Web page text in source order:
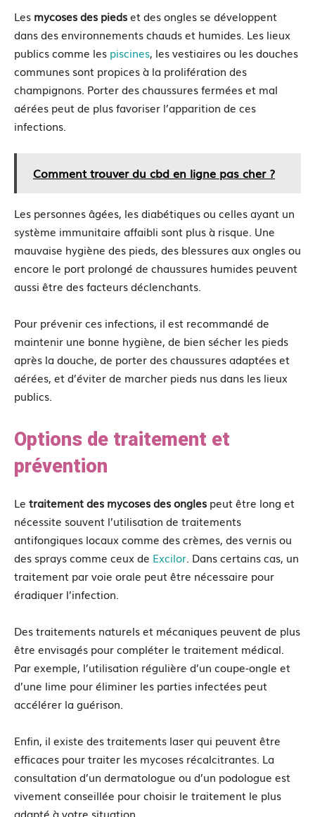
Les mycoses des piedset des ongles se développent
dans des environnements chauds et humides. Les lieux
publics comme les piscines, les vestiaires ou les douches
communes sont propices à la prolifération des
champignons. Porter des chaussures fermées et mal
aérées peut de plus favoriser l’apparition de ces
infections.
Comment trouver du cbd en ligne pas cher ?
Les personnes âgées, les diabétiques ou celles ayant un
système immunitaire affaibli sont plus à risque. Une
mauvaise hygiène des pieds, des blessures aux ongles ou
encore le port prolongé de chaussures humides peuvent
aussi être des facteurs déclenchants.
Pour prévenir ces infections, il est recommandé de
maintenir une bonne hygiène, de bien sécher les pieds
après la douche, de porter des chaussures adaptées et
aérées, et d’éviter de marcher pieds nus dans les lieux
publics.
Options de traitement et
prévention
Le traitement des mycoses des ongles peut être long et
nécessite souvent l’utilisation de traitements
antifongiques locaux comme des crèmes, des vernis ou
des sprays comme ceux de Excilor. Dans certains cas, un
traitement par voie orale peut être nécessaire pour
éradiquer l’infection.
Des traitements naturels et mécaniques peuvent de plus
être envisagés pour compléter le traitement médical.
Par exemple, l’utilisation régulière d’un coupe-ongle et
d’une lime pour éliminer les parties infectées peut
accélérer la guérison.
Enfin, il existe des traitements laser qui peuvent être
efficaces pour traiter les mycoses récalcitrantes. La
consultation d’un dermatologue ou d’un podologue est
vivement conseillée pour choisir le traitement le plus
adapté à votre situation.